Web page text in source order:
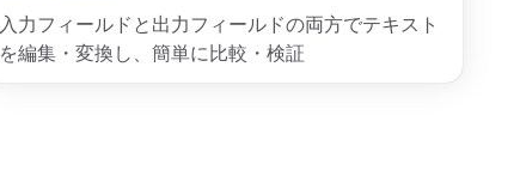
入力フィールドと出力フィールドの両方でテキスト
を編集・変換し、簡単に比較・検証